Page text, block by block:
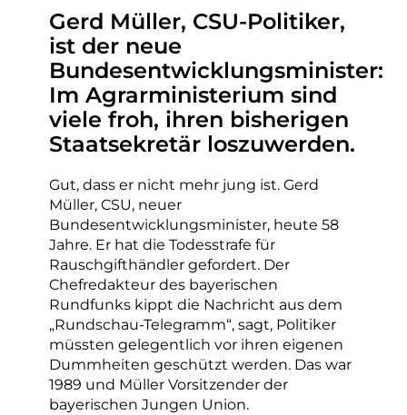
Gerd Müller, CSU-Politiker,
ist der neue
Bundesentwicklungsminister:
Im Agrarministerium sind
viele froh, ihren bisherigen
Staatsekretär loszuwerden.
Gut, dass er nicht mehr jung ist. Gerd
Müller, CSU, neuer
Bundesentwicklungsminister, heute 58
Jahre. Er hat die Todesstrafe für
Rauschgifthändler gefordert. Der
Chefredakteur des bayerischen
Rundfunks kippt die Nachricht aus dem
„Rundschau-Telegramm“, sagt, Politiker
müssten gelegentlich vor ihren eigenen
Dummheiten geschützt werden. Das war
1989 und Müller Vorsitzender der
bayerischen Jungen Union.